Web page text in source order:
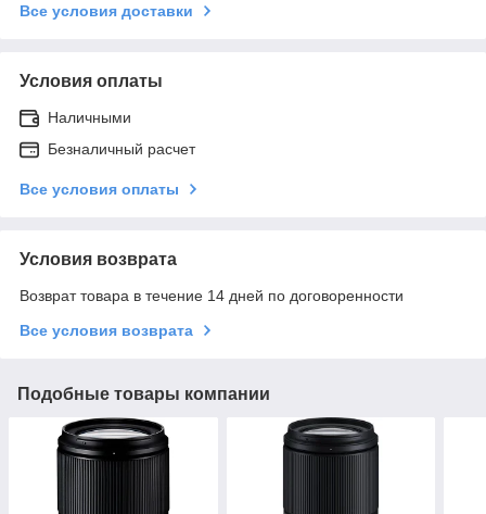
Все условия доставки
Условия оплаты
Наличными
Безналичный расчет
Все условия оплаты
Условия возврата
Возврат товара в течение 14 дней по договоренности
Все условия возврата
Подобные товары компании